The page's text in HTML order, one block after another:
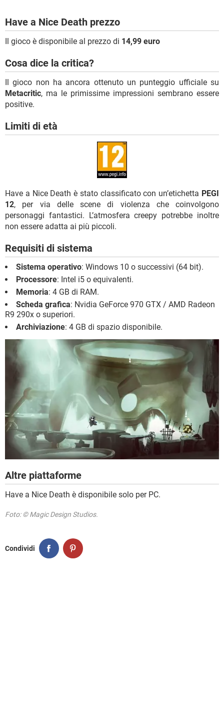
Have a Nice Death prezzo
Il gioco è disponibile al prezzo di 14,99 euro
Cosa dice la critica?
Il gioco non ha ancora ottenuto un punteggio ufficiale su
Metacritic, ma le primissime impressioni sembrano essere
positive.
Limiti di età
Have a Nice Death è stato classificato con un’etichetta PEGI
12, per via delle scene di violenza che coinvolgono
personaggi fantastici. L’atmosfera creepy potrebbe inoltre
non essere adatta ai più piccoli.
Requisiti di sistema
Sistema operativo: Windows 10 o successivi (64 bit).
Processore: Intel i5 o equivalenti.
Memoria: 4 GB di RAM.
Scheda grafica: Nvidia GeForce 970 GTX / AMD Radeon
R9 290x o superiori.
Archiviazione: 4 GB di spazio disponibile.
Altre piattaforme
Have a Nice Death è disponibile solo per PC.
Foto: © Magic Design Studios.
Condividi